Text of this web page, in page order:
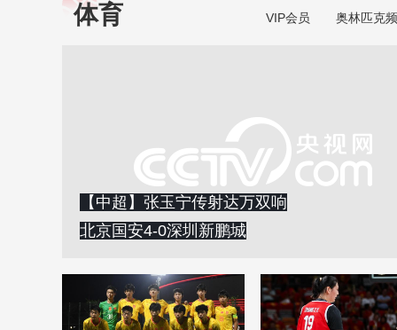
体育 VIP会员 奥林匹克
【中超】张玉宁传射达万双响
北京国安4-0深圳新鹏城